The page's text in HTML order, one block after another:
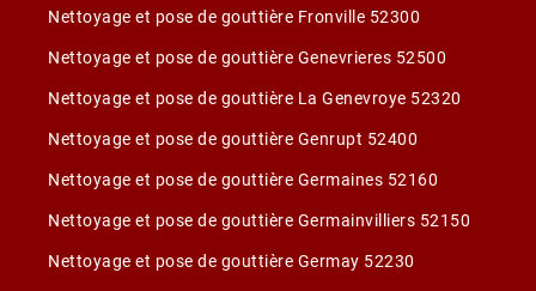
Nettoyage et pose de gouttière Fronville 52300
Nettoyage et pose de gouttière Genevrieres 52500
Nettoyage et pose de gouttière La Genevroye 52320
Nettoyage et pose de gouttière Genrupt 52400
Nettoyage et pose de gouttière Germaines 52160
Nettoyage et pose de gouttière Germainvilliers 52150
Nettoyage et pose de gouttière Germay 52230